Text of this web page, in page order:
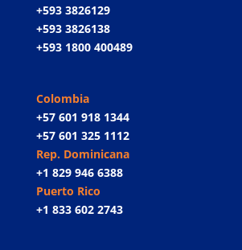
+593 3826129
+593 3826138
+593 1800 400489
Colombia
+57 601 918 1344
+57 601 325 1112
Rep. Dominicana
+1 829 946 6388
Puerto Rico
+1 833 602 2743